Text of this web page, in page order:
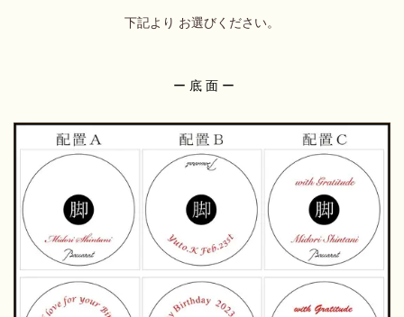
下記より お選びください。
ー 底 面 ー